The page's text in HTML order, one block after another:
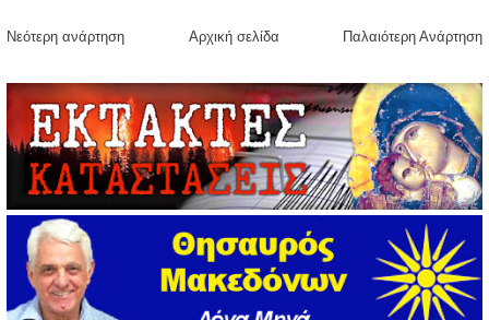
Νεότερη ανάρτηση Παλαιότερη Ανάρτηση
Αρχική σελίδα